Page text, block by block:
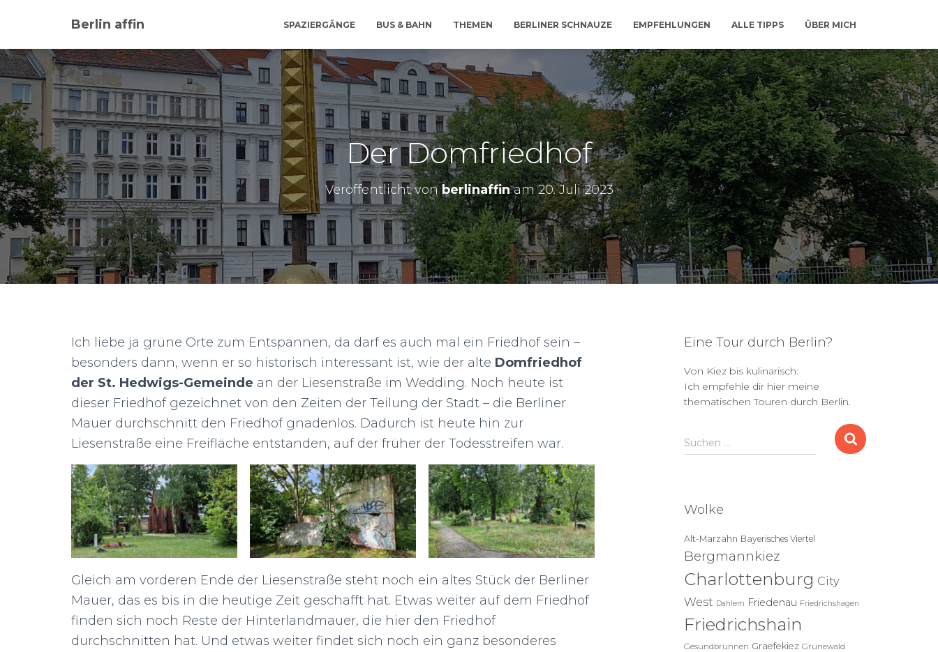
Berlin affin SPAZIERGÄNGE BUS & BAHN THEMEN BERLINER SCHNAUZE EMPFEHLUNGEN ALLE TIPPS ÜBER MICH
Der Domfriedhof
Veröffentlicht vonberlinaffinam20. Juli 2023
Ich liebe ja grüne Orte zum Entspannen, da darf es auch mal ein Friedhof sein –
besonders dann, wenn er so historisch interessant ist, wie der alte Domfriedhof
der St. Hedwigs-Gemeinde an der Liesenstraße im Wedding. Noch heute ist
dieser Friedhof gezeichnet von den Zeiten der Teilung der Stadt – die Berliner
Mauer durchschnitt den Friedhof gnadenlos. Dadurch ist heute hin zur
Liesenstraße eine Freifläche entstanden, auf der früher der Todesstreifen war.
Gleich am vorderen Ende der Liesenstraße steht noch ein altes Stück der Berliner
Mauer, das es bis in die heutige Zeit geschafft hat. Etwas weiter auf dem Friedhof
finden sich noch Reste der Hinterlandmauer, die hier den Friedhof
durchschnitten hat. Und etwas weiter findet sich noch ein ganz besonderes
Eine Tour durch Berlin?
Von Kiez bis kulinarisch:
Ich empfehle dir hier meine
thematischen Touren durch Berlin.
S
u
n
a
c
h
Suchen …
Wolke
Alt-Marzahn Bayerisches Viertel
Bergmannkiez
Charlottenburg City
West Dahlem Friedenau Friedrichshagen
Friedrichshain
Gesundbrunnen Graefekiez Grunewald